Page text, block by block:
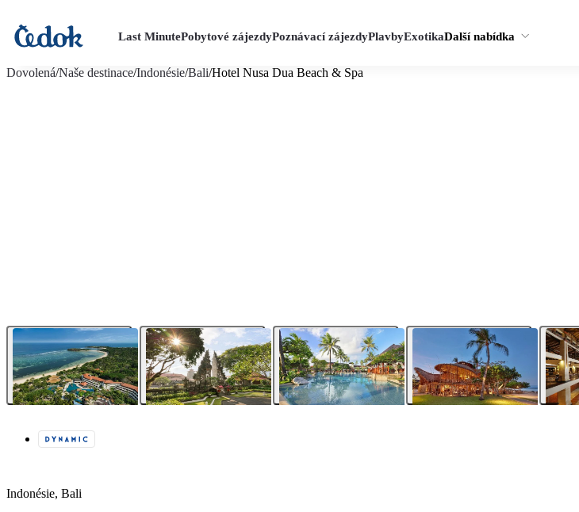
Last MinutePobytové zájezdyPoznávací zájezdyPlavbyExotikaDalší nabídka
Dovolená/Naše destinace/Indonésie/Bali/Hotel Nusa Dua Beach & Spa
Indonésie, Bali